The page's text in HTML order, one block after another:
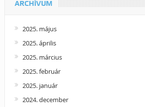
ARCHÍVUM
2025. május
2025. április
2025. március
2025. február
2025. január
2024. december